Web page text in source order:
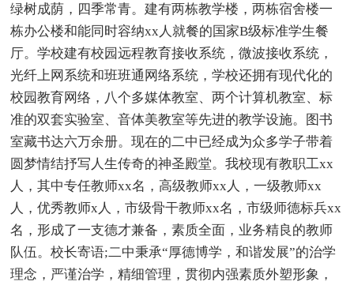
绿树成荫，四季常青。建有两栋教学楼，两栋宿舍楼一
栋办公楼和能同时容纳xx人就餐的国家B级标准学生餐
厅。学校建有校园远程教育接收系统，微波接收系统，
光纤上网系统和班班通网络系统，学校还拥有现代化的
校园教育网络，八个多媒体教室、两个计算机教室、标
准的双套实验室、音体美教室等先进的教学设施。图书
室藏书达六万余册。现在的二中已经成为众多学子带着
圆梦情结抒写人生传奇的神圣殿堂。我校现有教职工xx
人，其中专任教师xx名，高级教师xx人，一级教师xx
人，优秀教师x人，市级骨干教师xx名，市级师德标兵xx
名，形成了一支德才兼备，素质全面，业务精良的教师
队伍。校长寄语;二中秉承“厚德博学，和谐发展”的治学
理念，严谨治学，精细管理，贯彻内强素质外塑形象，